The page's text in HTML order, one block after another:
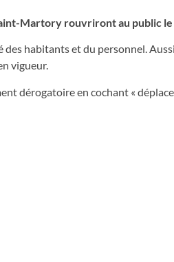
Martory rouvriront au public le
habitants et du personnel.
vigueur.
dérogatoire en cochant «